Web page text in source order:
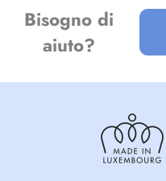
Bisogno di
aiuto?